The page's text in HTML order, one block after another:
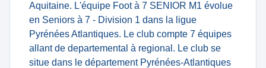
Aquitaine. L'équipe Foot à 7 SENIOR M1 évolue
en Seniors à 7 - Division 1 dans la ligue
Pyrénées Atlantiques. Le club compte 7 équipes
allant de departemental à regional. Le club se
situe dans le département Pyrénées-Atlantiques